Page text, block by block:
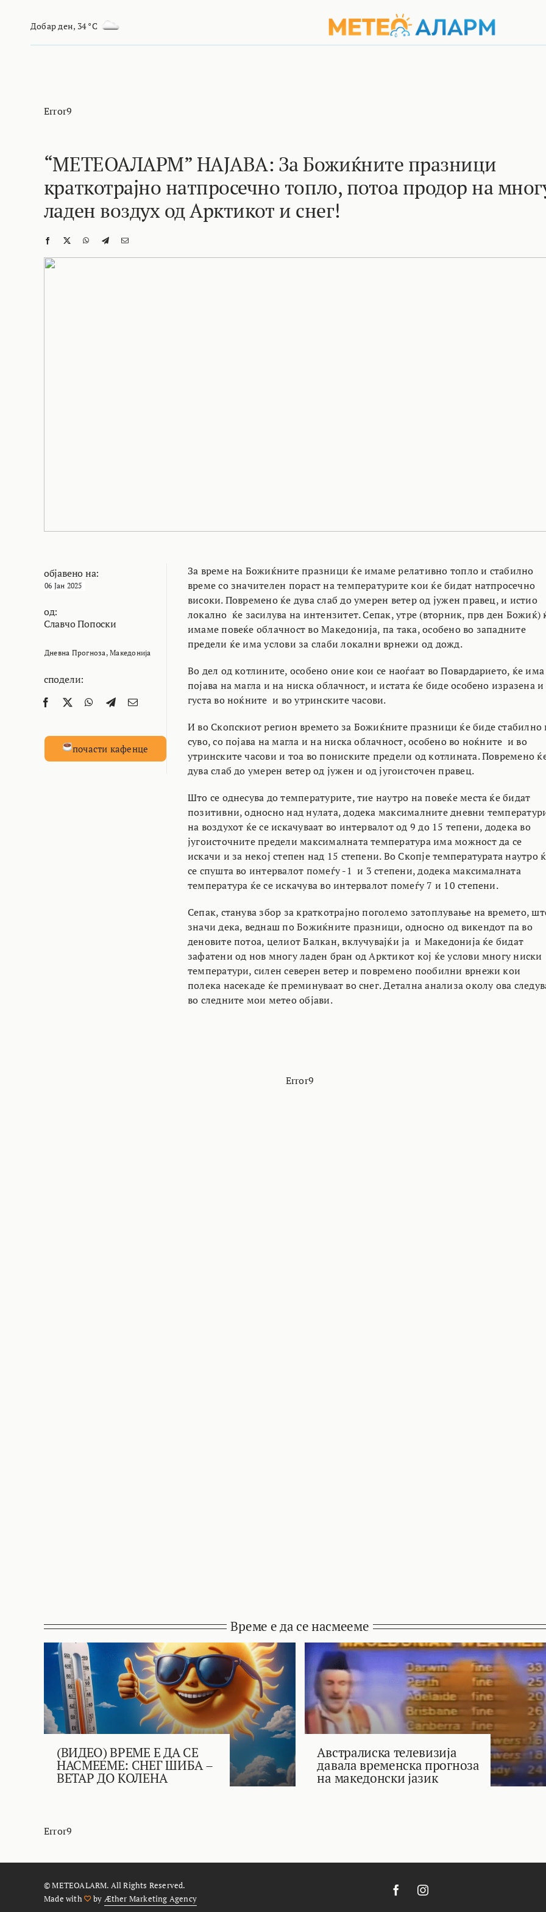
Добар ден, 34 °C
Error9
“МЕТЕОАЛАРМ” НАЈАВА: За Божиќните празници
краткотрајно натпросечно топло, потоа продор на
ладен воздух од Арктикот и снег!
објавено на:
06 Јан 2025
од:
Славчо Попоски
Дневна Прогноза ,Македонија
сподели:
почасти кафенце
За време на Божиќните празници ќе имаме релативно топло и стабилно
време со значителен пораст на температурите кои ќе бидат натпросечно
високи. Повремено ќе дува слаб до умерен ветер од јужен правец, и истио
локално ќе засилува на интензитет. Сепак, утре (вторник, прв ден Божиќ)
имаме повеќе облачност во Македонија, па така, особено во западните
предели ќе има услови за слаби локални врнежи од дожд.
Во дел од котлините, особено оние кои се наоѓаат во Повардарието, ќе има
појава на магла и на ниска облачност, и истата ќе биде особено изразена и
густа во ноќните и во утринските часови.
И во Скопскиот регион времето за Божиќните празници ќе биде стабилно
суво, со појава на магла и на ниска облачност, особено во ноќните и во
утринските часови и тоа во пониските предели од котлината. Повремено
дува слаб до умерен ветер од јужен и од југоисточен правец.
Што се однесува до температурите, тие наутро на повеќе места ќе бидат
позитивни, односно над нулата, додека максималните дневни
на воздухот ќе се искачуваат во интервалот од 9 до 15 тепени, додека во
југоисточните предели максималната температура има можност да се
искачи и за некој степен над 15 степени. Во Скопје температурата наутро
се спушта во интервалот помеѓу -1 и 3 степени, додека максималната
температура ќе се искачува во интервалот помеѓу 7 и 10 степени.
Сепак, станува збор за краткотрајно поголемо затоплување на времето,
значи дека, веднаш по Божиќните празници, односно од викендот па во
деновите потоа, целиот Балкан, вклучувајќи ја и Македонија ќе бидат
зафатени од нов многу ладен бран од Арктикот кој ќе услови многу ниски
температури, силен северен ветер и повремено пообилни врнежи кои
полека насекаде ќе преминуваат во снег. Детална анализа околу ова
во следните мои метео објави.
Error9
Време е да се насмееме
(ВИДЕО) ВРЕМЕ Е ДА СЕ
НАСМЕЕМЕ: СНЕГ ШИБА –
ВЕТАР ДО КОЛЕНА
Австралиска телевизија
давала временска прогноза
на македонски јазик
Error9
© METEOALARM. All Rights Reserved.
Made with
by Æther Marketing Agency